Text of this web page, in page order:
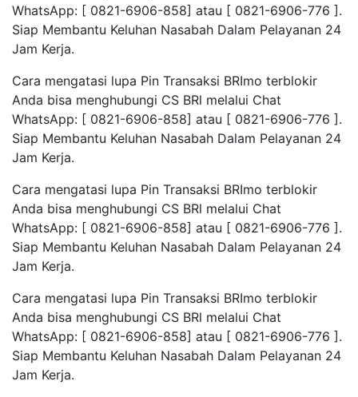
WhatsApp: [ 0821-6906-858] atau [ 0821-6906-776 ].
Siap Membantu Keluhan Nasabah Dalam Pelayanan 24
Jam Kerja.
Cara mengatasi lupa Pin Transaksi BRImo terblokir
Anda bisa menghubungi CS BRl melalui Chat
WhatsApp: [ 0821-6906-858] atau [ 0821-6906-776 ].
Siap Membantu Keluhan Nasabah Dalam Pelayanan 24
Jam Kerja.
Cara mengatasi lupa Pin Transaksi BRImo terblokir
Anda bisa menghubungi CS BRl melalui Chat
WhatsApp: [ 0821-6906-858] atau [ 0821-6906-776 ].
Siap Membantu Keluhan Nasabah Dalam Pelayanan 24
Jam Kerja.
Cara mengatasi lupa Pin Transaksi BRImo terblokir
Anda bisa menghubungi CS BRl melalui Chat
WhatsApp: [ 0821-6906-858] atau [ 0821-6906-776 ].
Siap Membantu Keluhan Nasabah Dalam Pelayanan 24
Jam Kerja.